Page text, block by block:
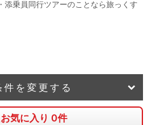
添乗員同行ツアーのことなら旅っくす
気に入り 0件
件を変更する